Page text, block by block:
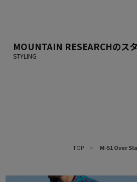
MOUNTAIN RESEARCHのス
TOP > M-51 Over